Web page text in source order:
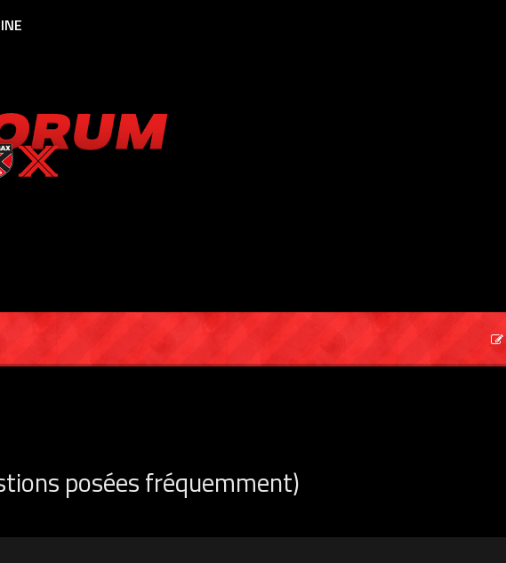
posées fréquemment)